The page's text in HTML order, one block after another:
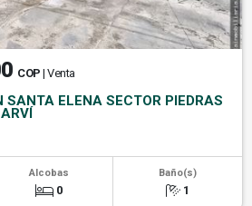
COP | Venta
SANTA ELENA SECTOR PIEDRAS
Alcobas
0
Baño(s)
1